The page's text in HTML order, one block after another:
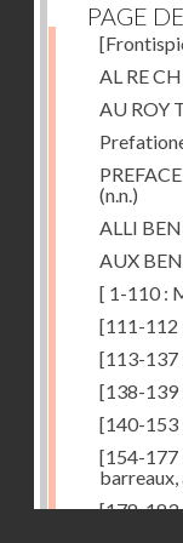
PAGE
AL RE
AU ROY
(n.n.)
ALLI
AUX
[ 1-110 :
[111-112
[113-137
[138-139
[140-153
[154-177
barreaux,
[178-183